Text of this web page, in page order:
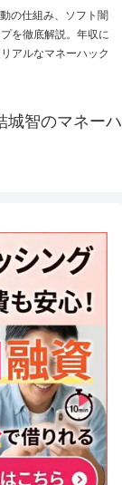
の仕組み、ソフト闇
を徹底解説。年収に
アルなマネーハック
城智のマネーハ